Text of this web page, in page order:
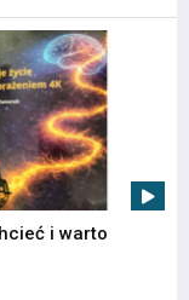
i warto